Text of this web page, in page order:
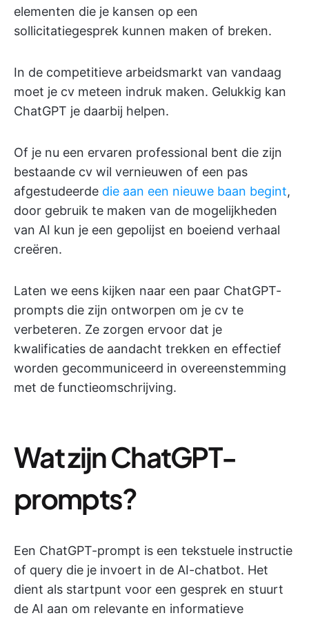
elementen die je kansen op een
sollicitatiegesprek kunnen maken of breken.
In de competitieve arbeidsmarkt van vandaag
moet je cv meteen indruk maken. Gelukkig kan
ChatGPT je daarbij helpen.
Of je nu een ervaren professional bent die zijn
bestaande cv wil vernieuwen of een pas
afgestudeerde die aan een nieuwe baan begint,
door gebruik te maken van de mogelijkheden
van AI kun je een gepolijst en boeiend verhaal
creëren.
Laten we eens kijken naar een paar ChatGPT-
prompts die zijn ontworpen om je cv te
verbeteren. Ze zorgen ervoor dat je
kwalificaties de aandacht trekken en effectief
worden gecommuniceerd in overeenstemming
met de functieomschrijving.
Wat zijn ChatGPT-
prompts?
Een ChatGPT-prompt is een tekstuele instructie
of query die je invoert in de AI-chatbot. Het
dient als startpunt voor een gesprek en stuurt
de AI aan om relevante en informatieve